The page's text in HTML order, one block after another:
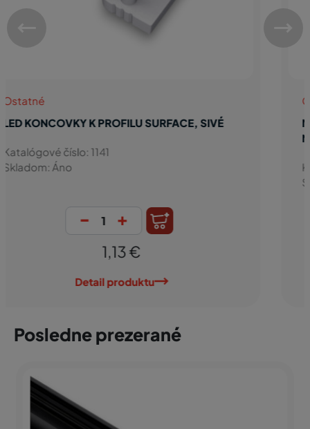
Ostatné
MONTÁŽNY ÚCHYT U, OVALNÝ OTVOR,
Katalógové číslo: 1029
- +
0,46 €
Detail produktu
Posledne prezerané